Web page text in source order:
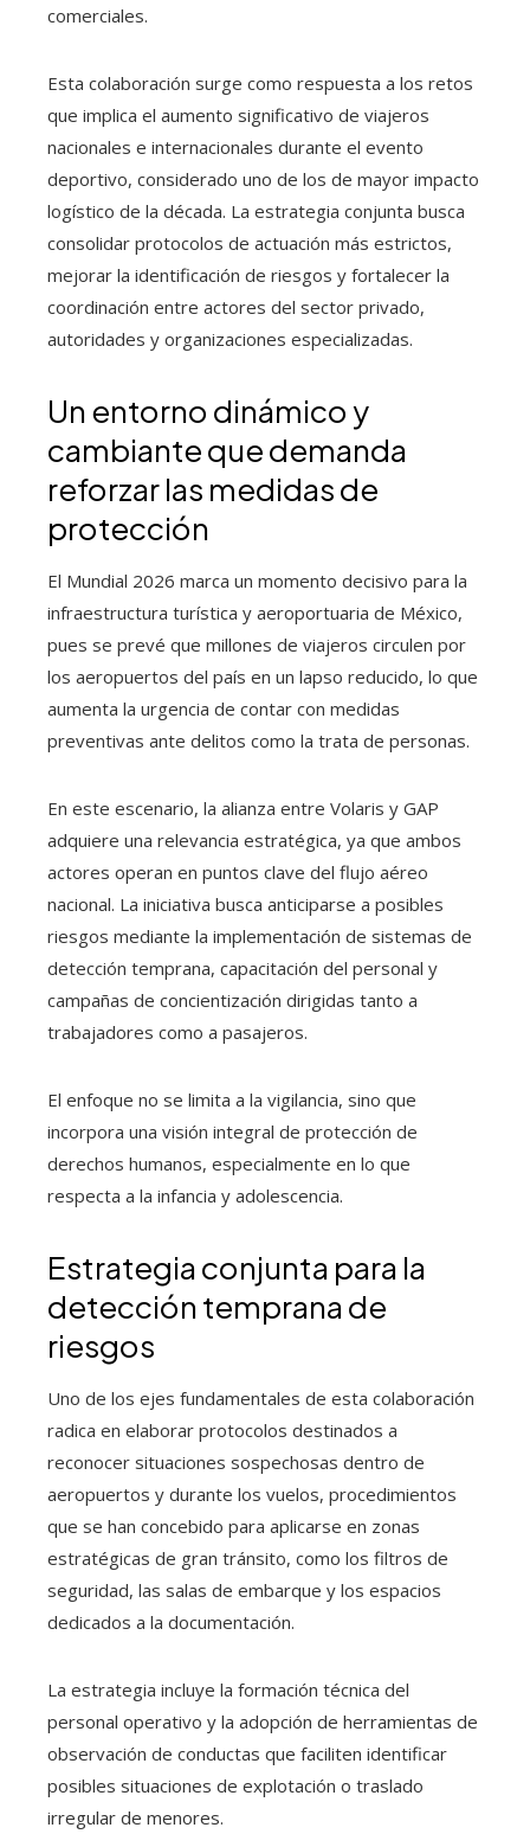
comerciales.
Esta colaboración surge como respuesta a los retos
que implica el aumento significativo de viajeros
nacionales e internacionales durante el evento
deportivo, considerado uno de los de mayor impacto
logístico de la década. La estrategia conjunta busca
consolidar protocolos de actuación más estrictos,
mejorar la identificación de riesgos y fortalecer la
coordinación entre actores del sector privado,
autoridades y organizaciones especializadas.
Un entorno dinámico y
cambiante que demanda
reforzar las medidas de
protección
El Mundial 2026 marca un momento decisivo para la
infraestructura turística y aeroportuaria de México,
pues se prevé que millones de viajeros circulen por
los aeropuertos del país en un lapso reducido, lo que
aumenta la urgencia de contar con medidas
preventivas ante delitos como la trata de personas.
En este escenario, la alianza entre Volaris y GAP
adquiere una relevancia estratégica, ya que ambos
actores operan en puntos clave del flujo aéreo
nacional. La iniciativa busca anticiparse a posibles
riesgos mediante la implementación de sistemas de
detección temprana, capacitación del personal y
campañas de concientización dirigidas tanto a
trabajadores como a pasajeros.
El enfoque no se limita a la vigilancia, sino que
incorpora una visión integral de protección de
derechos humanos, especialmente en lo que
respecta a la infancia y adolescencia.
Estrategia conjunta para la
detección temprana de
riesgos
Uno de los ejes fundamentales de esta colaboración
radica en elaborar protocolos destinados a
reconocer situaciones sospechosas dentro de
aeropuertos y durante los vuelos, procedimientos
que se han concebido para aplicarse en zonas
estratégicas de gran tránsito, como los filtros de
seguridad, las salas de embarque y los espacios
dedicados a la documentación.
La estrategia incluye la formación técnica del
personal operativo y la adopción de herramientas de
observación de conductas que faciliten identificar
posibles situaciones de explotación o traslado
irregular de menores.